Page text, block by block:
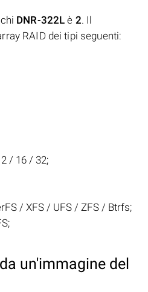
DNR-322L è 2. Il
RAID dei tipi seguenti:
/ 16 / 32;
/ XFS / UFS / ZFS / Btrfs;
un'immagine del